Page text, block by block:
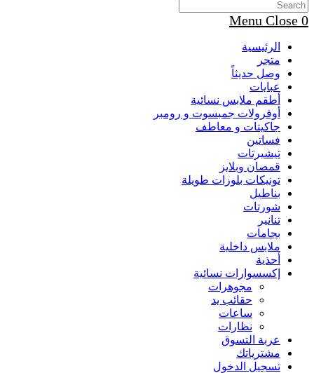
search
0
Menu Close
الرئيسية
متجر
وصل حديثاً
عبايات
أطقم ملابس نسائية
أوفرولات جمبسوت و رومبر
جاكيتات و معاطف
فساتين
تيشيرتات
قمصان وبلايز
تونيكات بلوزات طويلة
بناطيل
شورتات
تنانير
بجامات
ملابس داخلية
أحذية
إكسسوارات نسائية
مجوهرات
حقائب يد
ساعات
نظارات
عربة التسوق
مشترياتك
تسجيل الدخول